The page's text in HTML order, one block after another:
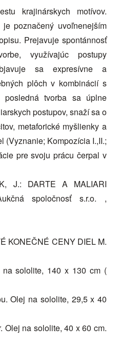
krajinárskych motívov.
poznačený uvoľnenejším
Prejavuje spontánnosť
využívajúc postupy
sa expresívne a
plôch v kombinácií s
posledná tvorba sa úplne
postupov, snaží sa o
metaforické myšlienky a
(Vyznanie; Kompozícia I.,II.;
pre svoju prácu čerpal v
J.: DARTE A MALIARI
spoločnosť s.r.o. ,
KONEČNÉ CENY DIEL M.
sololite, 140 x 130 cm (
Olej na sololite, 29,5 x 40
Olej na sololite, 40 x 60 cm.